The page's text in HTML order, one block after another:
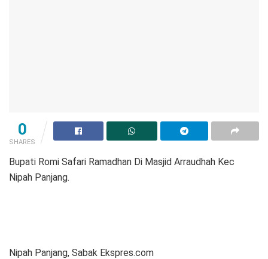
0
SHARES
Bupati Romi Safari Ramadhan Di Masjid Arraudhah Kec
Nipah Panjang.
Nipah Panjang, Sabak Ekspres.com